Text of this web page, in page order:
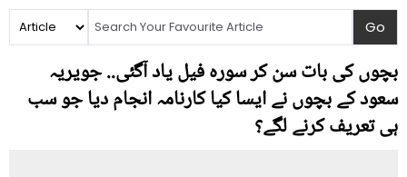
بچوں کی بات سن کر سورہ فیل یاد آگئی.. جویریہ
سعود کے بچوں نے ایسا کیا کارنامہ انجام دیا جو سب
ہی تعریف کرنے لگے؟